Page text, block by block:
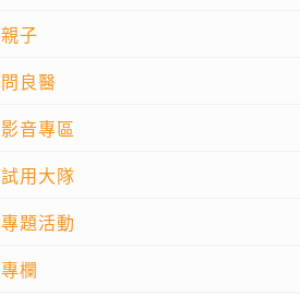
親子
問良醫
影音專區
試用大隊
專題活動
專欄